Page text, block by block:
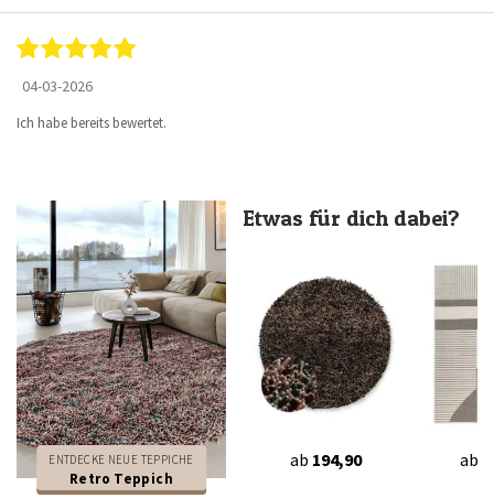
04-03-2026
Ich habe bereits bewertet.
ENTDECKE NEUE TEPPICHE
Retro Teppich
Etwas für dich dabei?
ab 194,90 ab